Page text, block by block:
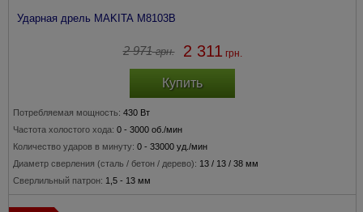
Ударная дрель MAKITA M8103B
2 971грн. 2 311 грн.
Купить
Потребляемая мощность: 430 Вт
Частота холостого хода: 0 - 3000 об./мин
Количество ударов в минуту: 0 - 33000 уд./мин
Диаметр сверления (сталь / бетон / дерево): 13 / 13 / 38 мм
Сверлильный патрон: 1,5 - 13 мм